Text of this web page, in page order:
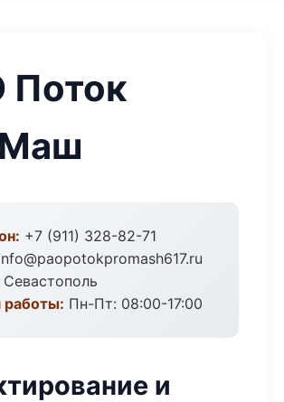
+7 (911) 328-82-71
Севастополь
Пн-Пт: 08:00-17:00
и